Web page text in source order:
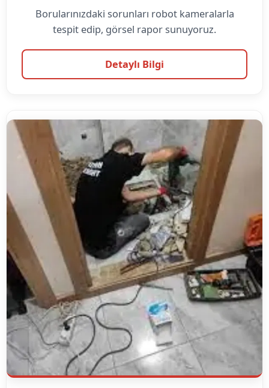
Borularınızdaki sorunları robot kameralarla
tespit edip, görsel rapor sunuyoruz.
Detaylı Bilgi